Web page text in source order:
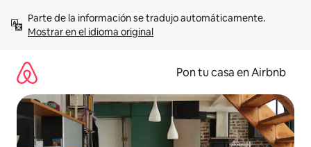
contenidoMostrar en el idioma original
Pon tu casa en Airbnb